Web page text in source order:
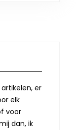
er
elk
voor
dan, ik